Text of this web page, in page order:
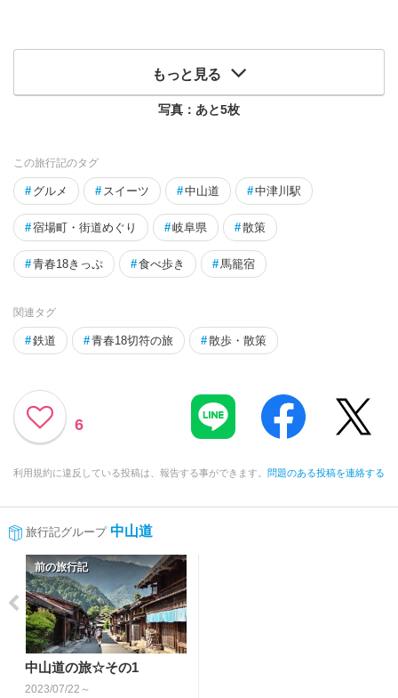
もっと見る
写真：あと5枚
この旅行記のタグ
# グルメ # スイーツ #中山道 #中津川駅
#宿場町・街道めぐり #岐阜県 #散策
#青春18きっぷ #食べ歩き # 馬籠宿
関連タグ
#鉄道 #青春18切符の旅 #散歩・散策
6
利用規約に違反している投稿は、報告する事ができます。 問題のある投稿を連絡する
旅行記グループ 中山道
前の旅行記
中山道の旅☆その1
2023/07/22～